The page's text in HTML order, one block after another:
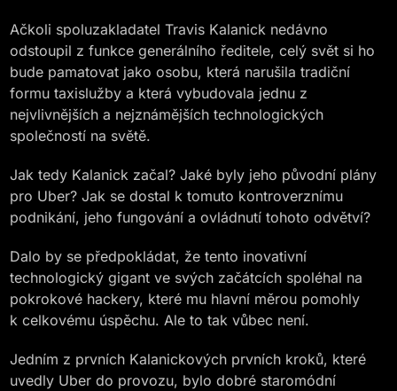
Ačkoli spoluzakladatel Travis Kalanick nedávno
odstoupil z funkce generálního ředitele, celý svět si ho
bude pamatovat jako osobu, která narušila tradiční
formu taxislužby a která vybudovala jednu z
nejvlivnějších a nejznámějších technologických
společností na světě.
Jak tedy Kalanick začal? Jaké byly jeho původní plány
pro Uber? Jak se dostal k tomuto kontroverznímu
podnikání, jeho fungování a ovládnutí tohoto odvětví?
Dalo by se předpokládat, že tento inovativní
technologický gigant ve svých začátcích spoléhal na
pokrokové hackery, které mu hlavní měrou pomohly
k celkovému úspěchu. Ale to tak vůbec není.
Jedním z prvních Kalanickových prvních kroků, které
uvedly Uber do provozu, bylo dobré staromódní